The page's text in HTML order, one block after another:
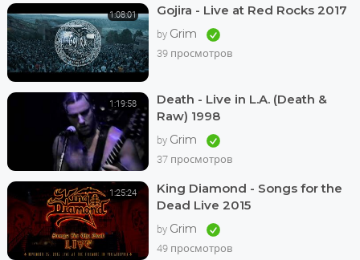
1:08:01 Gojira - Live at Red Rocks 2017
by Grim
39 просмотров
1:19:58
Death - Live in L.A. (Death &
Raw) 1998
by Grim
37 просмотров
1:25:24
King Diamond - Songs for the
Dead Live 2015
by Grim
49 просмотров